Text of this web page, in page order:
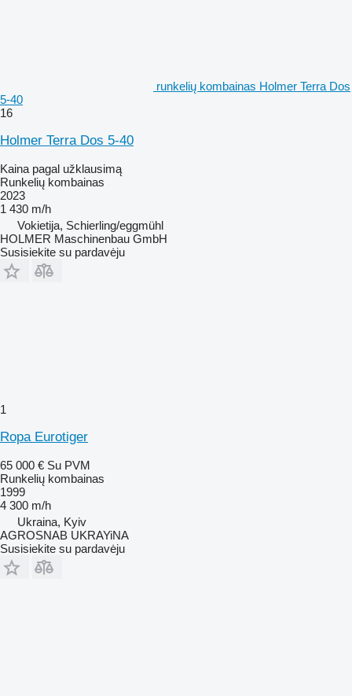
runkelių kombainas Holmer Terra Dos
5-40
16
Holmer Terra Dos 5-40
Kaina pagal užklausimą
Runkelių kombainas
2023
1 430 m/h
Vokietija, Schierling/eggmühl
HOLMER Maschinenbau GmbH
Susisiekite su pardavėju
1
Ropa Eurotiger
65 000 € Su PVM
Runkelių kombainas
1999
4 300 m/h
Ukraina, Kyiv
AGROSNAB UKRAYiNA
Susisiekite su pardavėju